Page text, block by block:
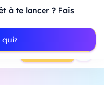
à te lancer ? Fais
quiz
votre premier
Août
18h00
Entreprises
Prendre RDV